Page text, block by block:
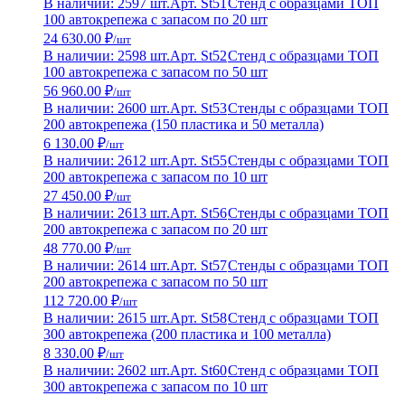
100 автокрепежа с запасом по 20 шт
24 630.00 ₽/шт
В наличии: 2598 шт.Арт. St52Стенд с образцами ТОП
100 автокрепежа с запасом по 50 шт
56 960.00 ₽/шт
В наличии: 2600 шт.Арт. St53Стенды с образцами ТОП
200 автокрепежа (150 пластика и 50 металла)
6 130.00 ₽/шт
В наличии: 2612 шт.Арт. St55Стенды с образцами ТОП
200 автокрепежа с запасом по 10 шт
27 450.00 ₽/шт
В наличии: 2613 шт.Арт. St56Стенды с образцами ТОП
200 автокрепежа с запасом по 20 шт
48 770.00 ₽/шт
В наличии: 2614 шт.Арт. St57Стенды с образцами ТОП
200 автокрепежа с запасом по 50 шт
112 720.00 ₽/шт
В наличии: 2615 шт.Арт. St58Стенд с образцами ТОП
300 автокрепежа (200 пластика и 100 металла)
8 330.00 ₽/шт
В наличии: 2602 шт.Арт. St60Стенд с образцами ТОП
300 автокрепежа с запасом по 10 шт